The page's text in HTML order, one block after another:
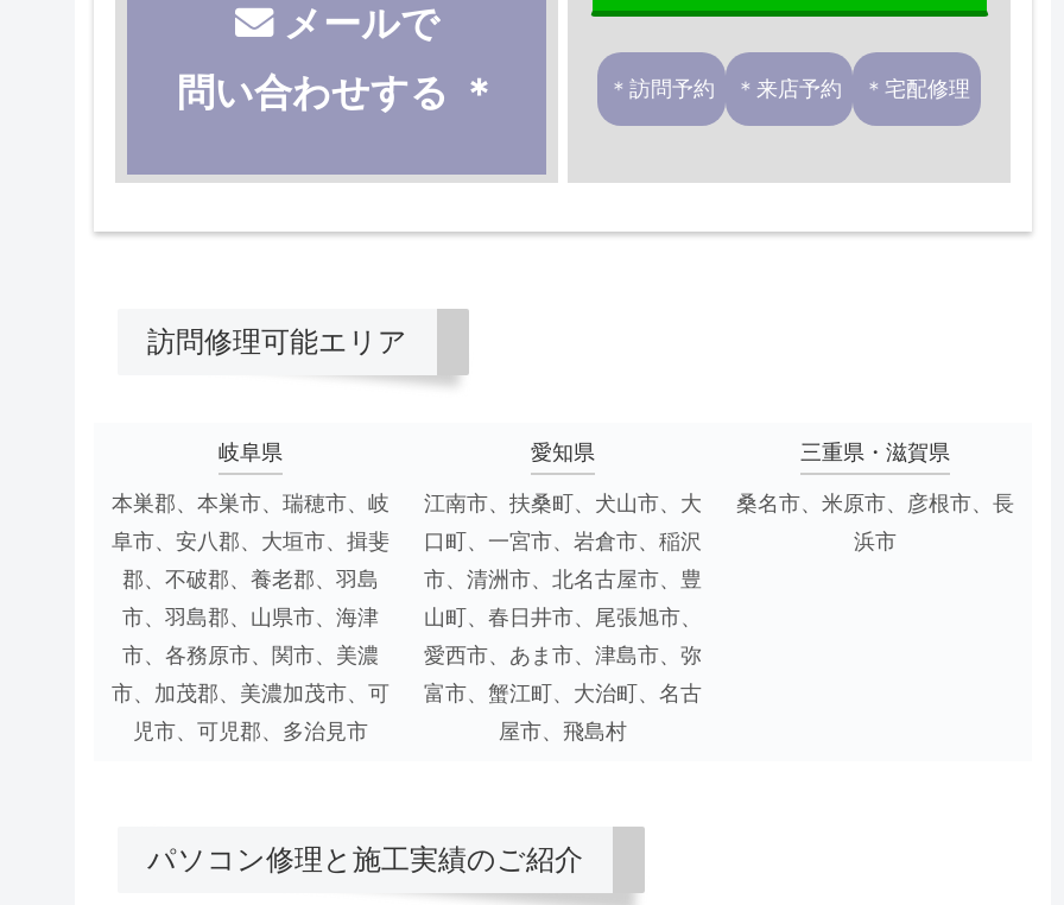
メールで
問い合わせする ＊
＊訪問予約 ＊来店予約 ＊宅配修理
訪問修理可能エリア
岐阜県
本巣郡、本巣市、瑞穂市、岐
阜市、安八郡、大垣市、揖斐
郡、不破郡、養老郡、羽島
市、羽島郡、山県市、海津
市、各務原市、関市、美濃
市、加茂郡、美濃加茂市、可
児市、可児郡、多治見市
愛知県
江南市、扶桑町、犬山市、大
口町、一宮市、岩倉市、稲沢
市、清洲市、北名古屋市、豊
山町、春日井市、尾張旭市、
愛西市、あま市、津島市、弥
富市、蟹江町、大治町、名古
屋市、飛島村
三重県・滋賀県
桑名市、米原市、彦根市、長
浜市
パソコン修理と施工実績のご紹介